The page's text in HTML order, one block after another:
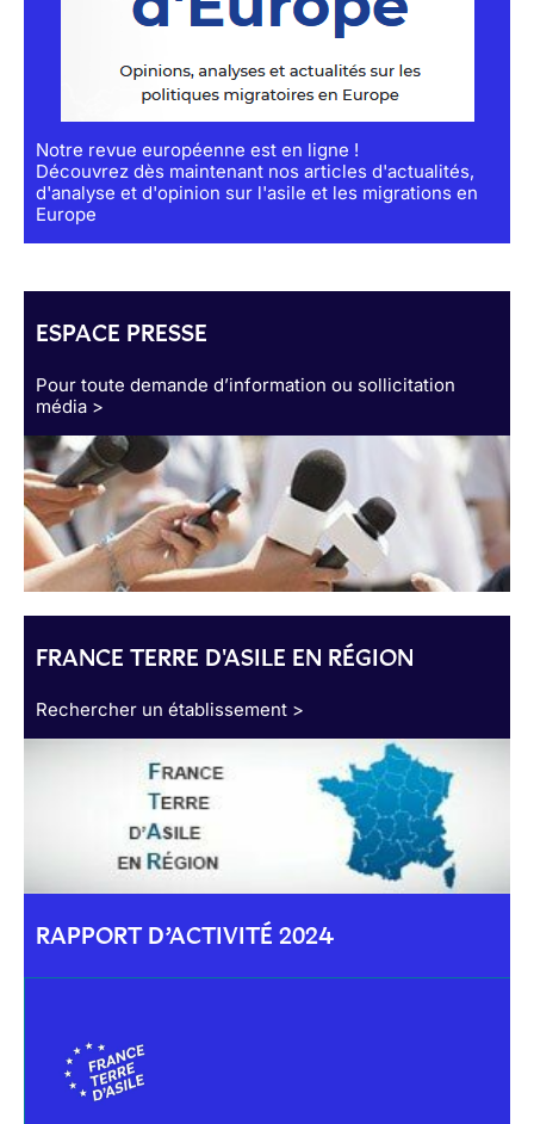
Notre revue européenne est en ligne !
Découvrez dès maintenant nos articles d'actualités,
d'analyse et d'opinion sur l'asile et les migrations en
Europe
ESPACE PRESSE
Pour toute demande d’information ou sollicitation
média >
FRANCE TERRE D'ASILE EN RÉGION
Rechercher un établissement >
RAPPORT D’ACTIVITÉ 2024